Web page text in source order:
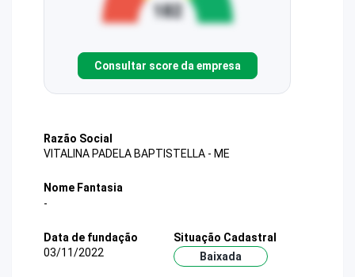
Consultar score da empresa
Razão Social
VITALINA PADELA BAPTISTELLA - ME
Nome Fantasia
-
Data de fundação
03/11/2022
Situação Cadastral
Baixada